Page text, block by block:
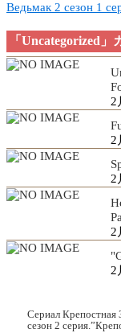
Ведьмак 2 сезон 1
「Uncategorized
2
2
2
2
2
Сериал Крепостная
сезон 2